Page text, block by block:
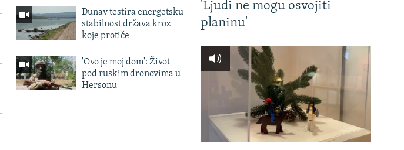
Dunav testira energetsku
stabilnost država kroz
koje protiče
'Ovo je moj dom': Život
pod ruskim dronovima u
Hersonu
'Ljudi ne mogu osvojiti
planinu'